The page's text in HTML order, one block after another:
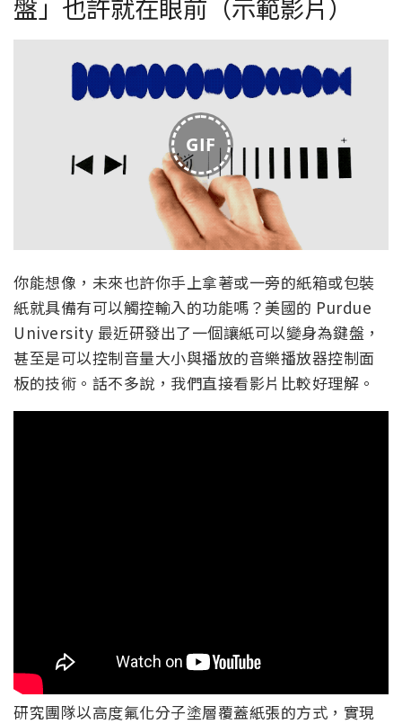
GIF
你能想像，未來也許你手上拿著或一旁的紙箱或包裝
紙就具備有可以觸控輸入的功能嗎？美國的 Purdue
University 最近研發出了一個讓紙可以變身為鍵盤，
甚至是可以控制音量大小與播放的音樂播放器控制面
板的技術。話不多說，我們直接看影片比較好理解。
研究團隊以高度氟化分子塗層覆蓋紙張的方式，實現